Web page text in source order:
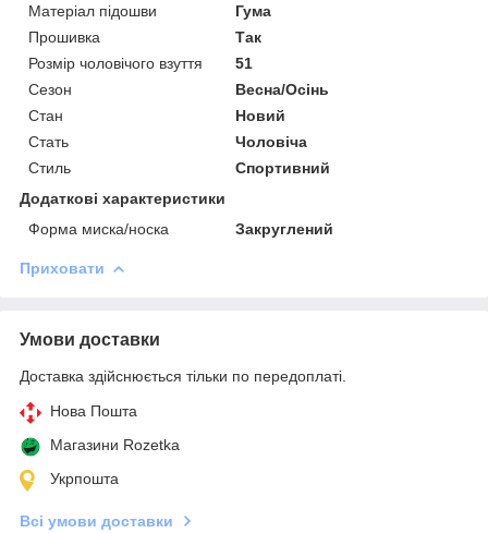
Матеріал підошви
Гума
Прошивка
Так
Розмір чоловічого взуття
51
Сезон
Весна/Осінь
Стан
Новий
Стать
Чоловіча
Стиль
Спортивний
Додаткові характеристики
Форма миска/носка
Закруглений
Приховати
Умови доставки
Доставка здійснюється тільки по передоплаті.
Нова Пошта
Магазини Rozetka
Укрпошта
Всі умови доставки